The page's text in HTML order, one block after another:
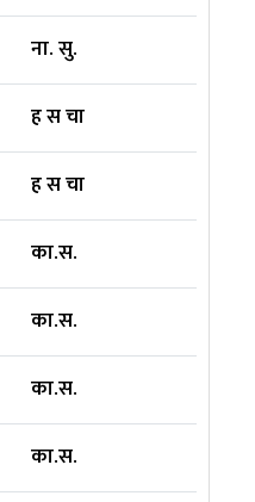
ना. सु.
ह स चा
ह स चा
का.स.
का.स.
का.स.
का.स.